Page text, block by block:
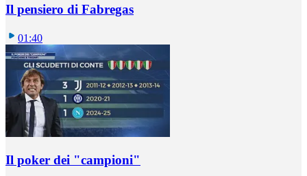
Il pensiero di Fabregas
01:40
Il poker dei "campioni"